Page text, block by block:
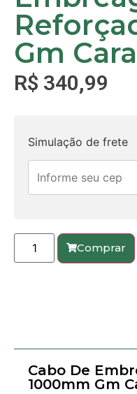
Gm
R$ 340,99
Simulação de frete
Comprar
Cabo De
1000mm Gm